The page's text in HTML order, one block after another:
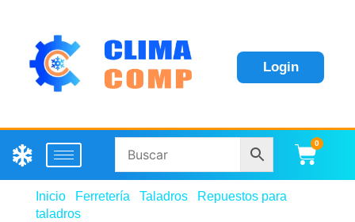
Login
0
Inicio Ferretería Taladros
Repuestos para
taladros